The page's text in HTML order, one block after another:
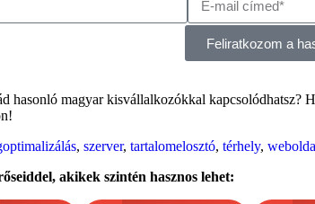
Feliratkozom a
hasonló magyar kisvállalkozókkal kapcsolódhatsz?
, szerver, tartalomelosztó, térhely,
akikek szintén hasznos lehet: